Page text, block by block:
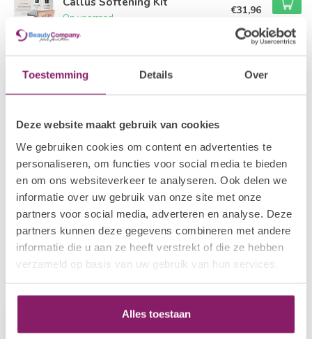
Toestemming Details Over
Deze website maakt gebruik van cookies
We gebruiken cookies om content en advertenties te
personaliseren, om functies voor social media te bieden
en om ons websiteverkeer te analyseren. Ook delen we
informatie over uw gebruik van onze site met onze
partners voor social media, adverteren en analyse. Deze
partners kunnen deze gegevens combineren met andere
informatie die u aan ze heeft verstrekt of die ze hebben
verzameld op basis van uw gebruik van hun services.
Alles toestaan
Op voorraad
€31,96
Nail Tincture Spray
Niet op voorraad
€21,40
FOOTLOGIX
Peeling Skin Formula
Op voorraad
Hydra Spray
Op voorraad
€6,60
€5,28